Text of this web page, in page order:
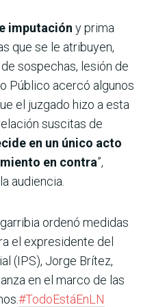
imputación y prima
que se le atribuyen,
sospechas, lesión de
Público acercó algunos
el juzgado hizo a esta
suscitas de
en un único acto
en contra”,
audiencia.
ordenó medidas
el expresidente del
(IPS), Jorge Brítez,
en el marco de las
#TodoEstáEnLN